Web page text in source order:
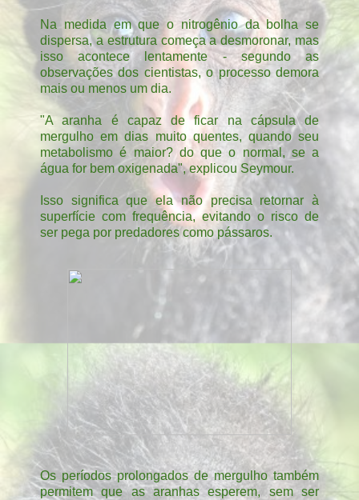
Na medida em que o nitrogênio da bolha se
dispersa, a estrutura começa a desmoronar, mas
isso acontece lentamente - segundo as
observações dos cientistas, o processo demora
mais ou menos um dia.
"A aranha é capaz de ficar na cápsula de
mergulho em dias muito quentes, quando seu
metabolismo é maior? do que o normal, se a
água for bem oxigenada", explicou Seymour.
Isso significa que ela não precisa retornar à
superfície com frequência, evitando o risco de
ser pega por predadores como pássaros.
Os períodos prolongados de mergulho também
permitem que as aranhas esperem, sem ser